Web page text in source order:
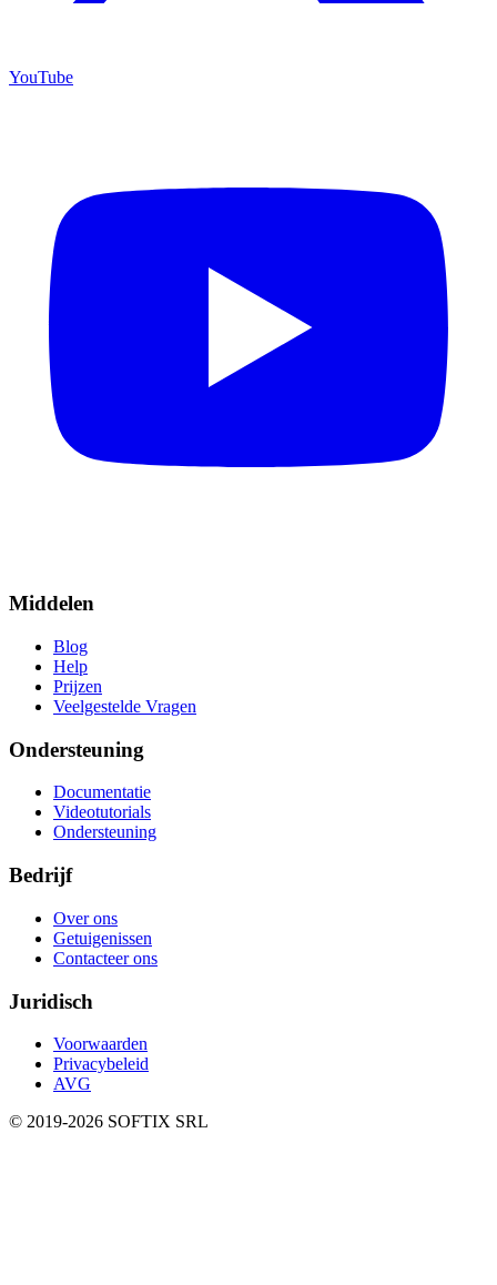
YouTube
Middelen
Blog
Help
Prijzen
Veelgestelde Vragen
Ondersteuning
Documentatie
Videotutorials
Ondersteuning
Bedrijf
Over ons
Getuigenissen
Contacteer ons
Juridisch
Voorwaarden
Privacybeleid
AVG
© 2019-2026 SOFTIX SRL